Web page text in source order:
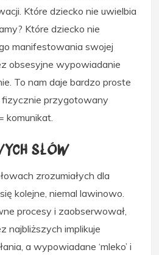
Które dziecko nie uwielbia
Które dziecko nie
manifestowania swojej
obsesyjne wypowiadanie
To nam daje bardzo proste
przygotowany
komunikat.
słów
zrozumiałych dla
kolejne, niemal lawinowo.
procesy i zaobserwował,
najbliższych implikuje
a wypowiadane ‘mleko’ i